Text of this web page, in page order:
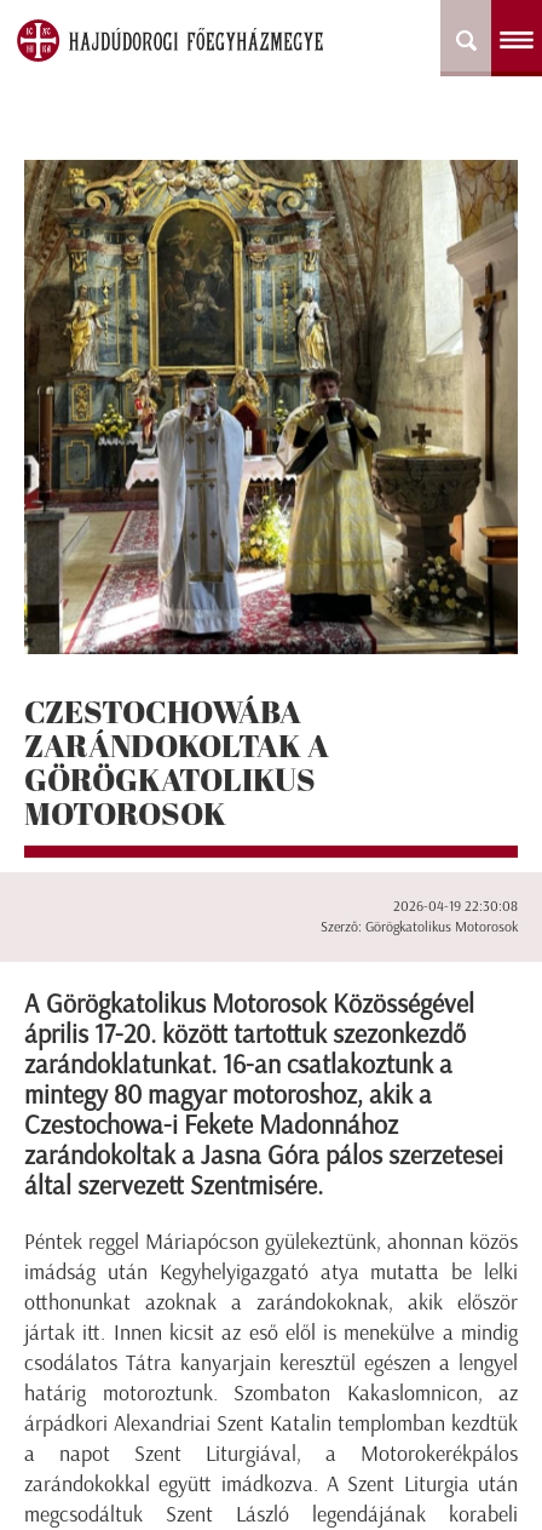
CZESTOCHOWÁBA
ZARÁNDOKOLTAK A
GÖRÖGKATOLIKUS
MOTOROSOK
2026-04-19 22:30:08
Szerző: Görögkatolikus Motorosok
A Görögkatolikus Motorosok Közösségével
április 17-20. között tartottuk szezonkezdő
zarándoklatunkat. 16-an csatlakoztunk a
mintegy 80 magyar motoroshoz, akik a
Czestochowa-i Fekete Madonnához
zarándokoltak a Jasna Góra pálos szerzetesei
által szervezett Szentmisére.
Péntek reggel Máriapócson gyülekeztünk, ahonnan közös
imádság után Kegyhelyigazgató atya mutatta be lelki
otthonunkat azoknak a zarándokoknak, akik először
jártak itt. Innen kicsit az eső elől is menekülve a mindig
csodálatos Tátra kanyarjain keresztül egészen a lengyel
határig motoroztunk. Szombaton Kakaslomnicon, az
árpádkori Alexandriai Szent Katalin templomban kezdtük
a napot Szent Liturgiával, a Motorokerékpálos
zarándokokkal együtt imádkozva. A Szent Liturgia után
megcsodáltuk Szent László legendájának korabeli